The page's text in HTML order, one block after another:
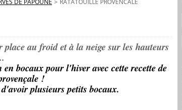
DE PAPOUNE > RATATOUILLE PROVENCALE
au froid et à la neige sur les hauteurs
bocaux pour l'hiver avec cette recette de
!
plusieurs petits bocaux.